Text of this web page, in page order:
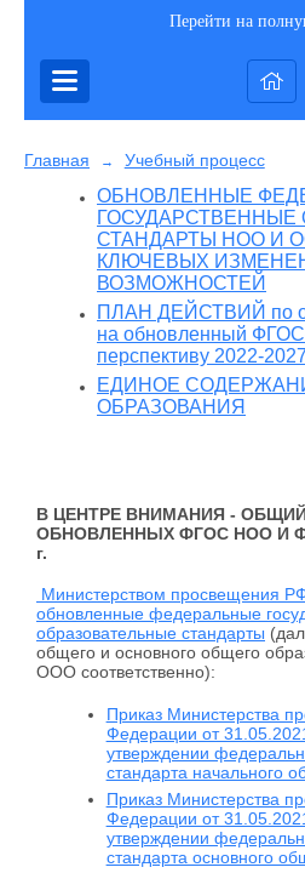
Перейти на
Главная → Учебный процесс
ОБНОВЛЕННЫЕ
ГОСУДАРСТВЕННЫЕ
СТАНДАРТЫ НОО И
КЛЮЧЕВЫХ
ВОЗМОЖНОСТЕЙ
ПЛАН ДЕЙСТВИЙ по
на обновленный
перспективу 2022-2027
ЕДИНОЕ
ОБРАЗОВАНИЯ
В ЦЕНТРЕ ВНИМАНИЯ -
ОБНОВЛЕННЫХ ФГОС НОО И
г.
Министерством просвещения
обновленные федеральные
образовательные стандарты
общего и основного общего
ООО соответственно):
Приказ Министерства
Федерации от
утверждении
стандарта начального
Приказ Министерства
Федерации от
утверждении
стандарта основного